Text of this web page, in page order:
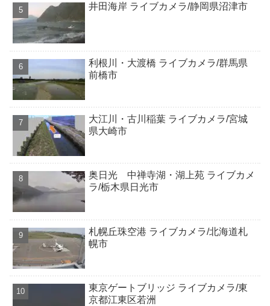
井田海岸 ライブカメラ/静岡県沼津市
利根川・大渡橋 ライブカメラ/群馬県
前橋市
大江川・古川稲葉 ライブカメラ/宮城
県大崎市
奥日光 中禅寺湖・湖上苑 ライブカメ
ラ/栃木県日光市
札幌丘珠空港 ライブカメラ/北海道札
幌市
東京ゲートブリッジ ライブカメラ/東
京都江東区若洲